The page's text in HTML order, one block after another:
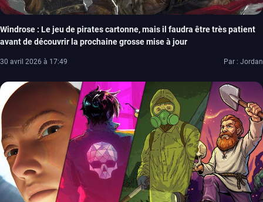
Windrose : Le jeu de pirates cartonne, mais il faudra être très patient
avant de découvrir la prochaine grosse mise à jour
30 avril 2026 à 17:49 Par : Jordan